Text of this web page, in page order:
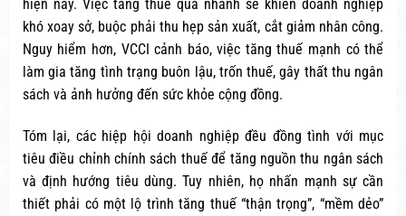
hiện nay. Việc tăng thuế quá nhanh sẽ khiến doanh nghiệp
khó xoay sở, buộc phải thu hẹp sản xuất, cắt giảm nhân công.
Nguy hiểm hơn, VCCI cảnh báo, việc tăng thuế mạnh có thể
làm gia tăng tình trạng buôn lậu, trốn thuế, gây thất thu ngân
sách và ảnh hưởng đến sức khỏe cộng đồng.
Tóm lại, các hiệp hội doanh nghiệp đều đồng tình với mục
tiêu điều chỉnh chính sách thuế để tăng nguồn thu ngân sách
và định hướng tiêu dùng. Tuy nhiên, họ nhấn mạnh sự cần
thiết phải có một lộ trình tăng thuế “thận trọng”, “mềm dẻo”